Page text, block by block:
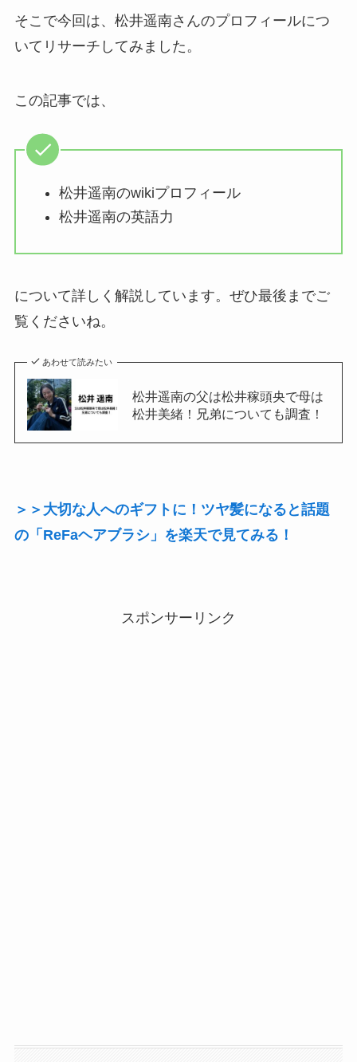
そこで今回は、松井遥南さんのプロフィールにつ
いてリサーチしてみました。
この記事では、
松井遥南のwikiプロフィール
松井遥南の英語力
について詳しく解説しています。ぜひ最後までご
覧くださいね。
あわせて読みたい
松井遥南の父は松井稼頭央で母は
松井美緒！兄弟についても調査！
＞＞大切な人へのギフトに！ツヤ髪になると話題
の「ReFaヘアブラシ」を楽天で見てみる！
スポンサーリンク